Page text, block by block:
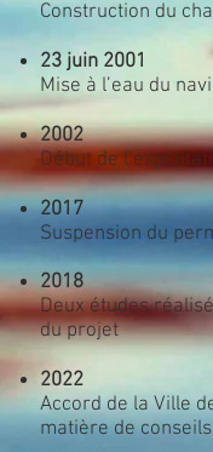
Construction du
23 juin 2001
Mise à l’eau du
2002
Début de
2017
Suspension du
2018
Deux études
du projet
2022
Accord de la Ville
matière de